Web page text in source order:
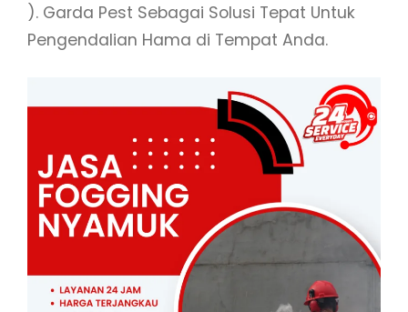
). Garda Pest Sebagai Solusi Tepat Untuk
Pengendalian Hama di Tempat Anda.